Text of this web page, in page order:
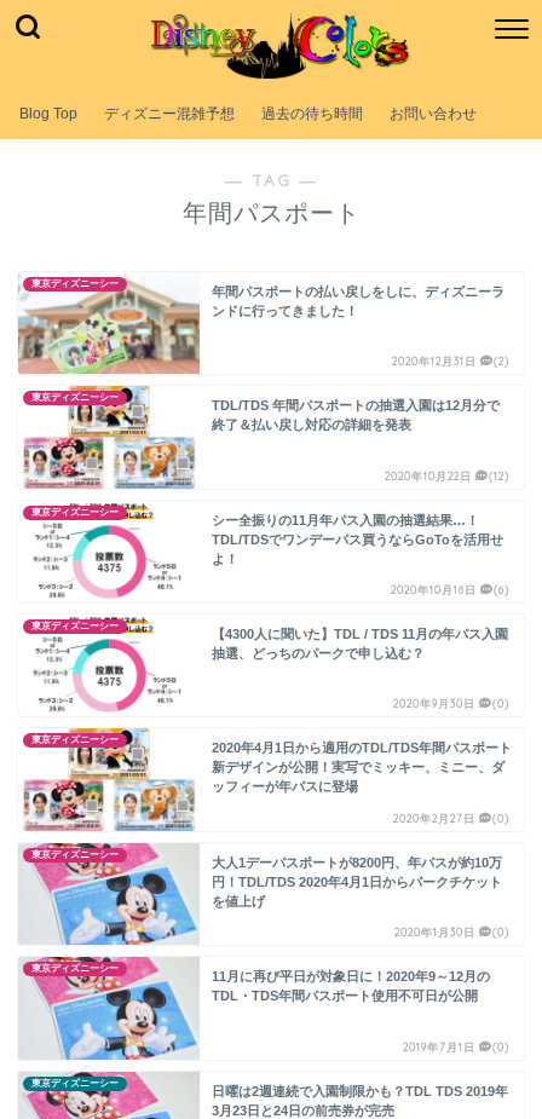
Blog Top ディズニー混雑予想 過去の待ち時間 お問い合わせ
― TAG ―
年間パスポート
東京ディズニーシー
年間パスポートの払い戻しをしに、ディズニーラ
ンドに行ってきました！
2020年12月31日 (2)
東京ディズニーシー
TDL/TDS 年間パスポートの抽選入園は12月分で
終了＆払い戻し対応の詳細を発表
2020年10月22日 (12)
東京ディズニーシー
シー全振りの11月年パス入園の抽選結果…！
TDL/TDSでワンデーパス買うならGoToを活用せ
よ！
2020年10月16日 (6)
東京ディズニーシー
【4300人に聞いた】TDL / TDS 11月の年パス入園
抽選、どっちのパークで申し込む？
2020年9月30日 (0)
東京ディズニーシー
2020年4月1日から適用のTDL/TDS年間パスポート
新デザインが公開！実写でミッキー、ミニー、ダ
ッフィーが年パスに登場
2020年2月27日 (0)
東京ディズニーシー
大人1デーパスポートが8200円、年パスが約10万
円！TDL/TDS 2020年4月1日からパークチケット
を値上げ
2020年1月30日 (0)
東京ディズニーシー
11月に再び平日が対象日に！2020年9～12月の
TDL・TDS年間パスポート使用不可日が公開
2019年7月1日 (0)
東京ディズニーシー
日曜は2週連続で入園制限かも？TDL TDS 2019年
3月23日と24日の前売券が完売